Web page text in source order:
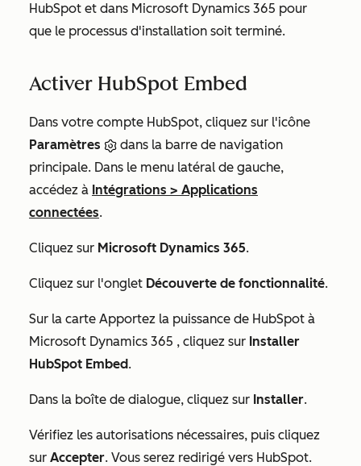
HubSpot et dans Microsoft Dynamics 365 pour
que le processus d'installation soit terminé.
Activer HubSpot Embed
Dans votre compte HubSpot, cliquez sur l'icône
Paramètres
dans la barre de navigation
principale. Dans le menu latéral de gauche,
accédez à Intégrations > Applications
connectées.
Cliquez sur Microsoft Dynamics 365.
Cliquez sur l'onglet Découverte de fonctionnalité.
Sur la carte Apportez la puissance de HubSpot à
Microsoft Dynamics 365 , cliquez sur Installer
HubSpot Embed.
Dans la boîte de dialogue, cliquez sur Installer.
Vérifiez les autorisations nécessaires, puis cliquez
sur Accepter. Vous serez redirigé vers HubSpot.